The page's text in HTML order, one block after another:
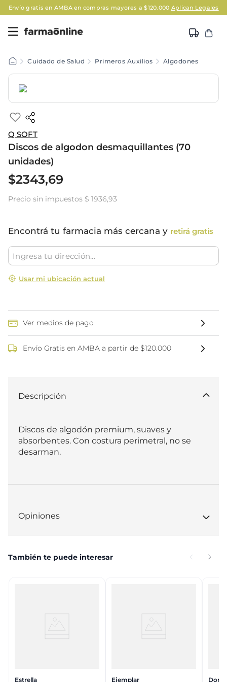
Envío gratis en AMBA en compras mayores a $120.000 Aplican Legales
Cuidado de Salud Primeros Auxilios Algodones
Q SOFT
Discos de algodon desmaquillantes (70
unidades)
$2343,69
Precio sin impuestos $ 1936,93
Encontrá tu farmacia más cercana y retirá gratis
Usar mi ubicación actual
Ver medios de pago
Envío Gratis en AMBA a partir de $120.000
Descripción
Discos de algodón premium, suaves y
absorbentes. Con costura perimetral, no se
desarman.
Opiniones
También te puede interesar
Estrella Ejemplar